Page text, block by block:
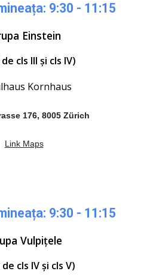
9:30 - 11:15
Einstein
cls III și cls IV)
Kornhaus
176, 8005 Zürich
Link Maps
9:30 - 11:15
Vulpițele
cls IVși cls V)